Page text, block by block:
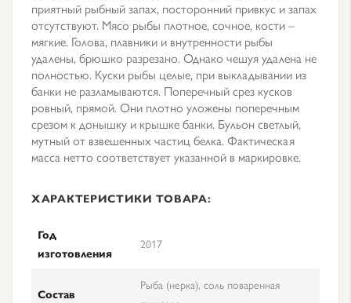
приятный рыбный запах, посторонний привкус и запах
отсутствуют. Мясо рыбы плотное, сочное, кости –
мягкие. Голова, плавники и внутренности рыбы
удалены, брюшко разрезано. Однако чешуя удалена не
полностью. Куски рыбы целые, при выкладывании из
банки не разламываются. Поперечный срез кусков
ровный, прямой. Они плотно уложены поперечным
срезом к донышку и крышке банки. Бульон светлый,
мутный от взвешенных частиц белка. Фактическая
масса нетто соответствует указанной в маркировке.
ХАРАКТЕРИСТИКИ ТОВАРА:
Год
изготовления
2017
Состав
Рыба (нерка), соль поваренная